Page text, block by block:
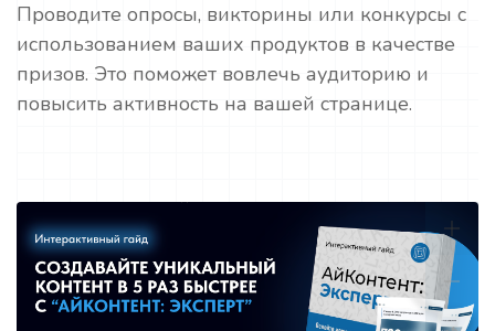
Проводите опросы, викторины или конкурсы с
использованием ваших продуктов в качестве
призов. Это поможет вовлечь аудиторию и
повысить активность на вашей странице.